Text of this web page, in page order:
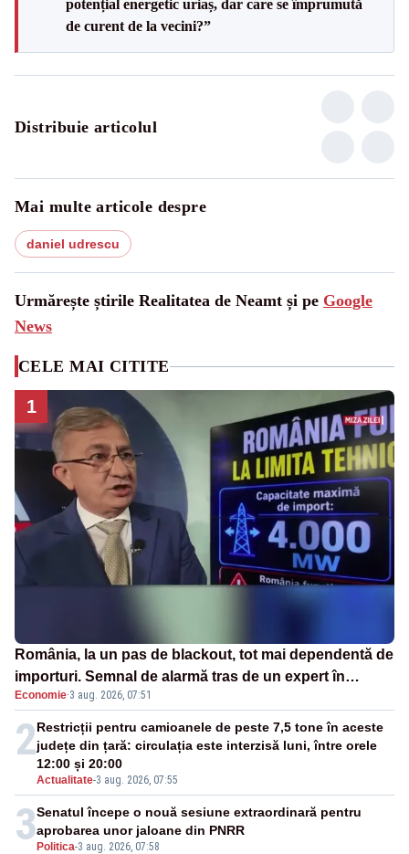
potențial energetic uriaș, dar care se împrumută
de curent de la vecini?”
Distribuie articolul
Mai multe articole despre
daniel udrescu
Urmărește știrile Realitatea de Neamt și pe Google
News
CELE MAI CITITE
1
România, la un pas de blackout, tot mai dependentă de
importuri. Semnal de alarmă tras de un expert în
energie
Economie·3 aug. 2026, 07:51
2
Actualitate-3 aug. 2026, 07:55
Restricții pentru camioanele de peste 7,5 tone în aceste
județe din țară: circulația este interzisă luni, între orele
12:00 și 20:00
3Politica-3 aug. 2026, 07:58
Senatul începe o nouă sesiune extraordinară pentru
aprobarea unor jaloane din PNRR